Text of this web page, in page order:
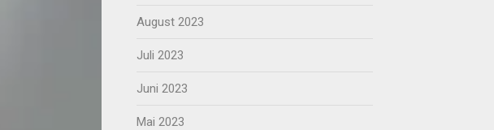
August 2023
Juli 2023
Juni 2023
Mai 2023